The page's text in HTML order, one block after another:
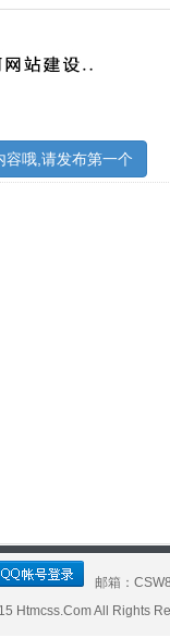
容哦,请发布第一个
邮箱：
Htmcss.Com All Rights